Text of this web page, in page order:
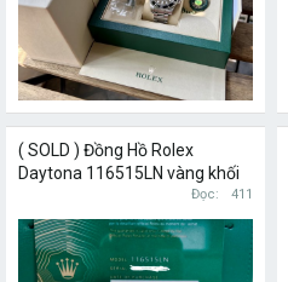
( SOLD ) Đồng Hồ Rolex
Daytona 116515LN vàng khối
18k Mặt Số đen Cọc Số dạ
quang
Đọc 411